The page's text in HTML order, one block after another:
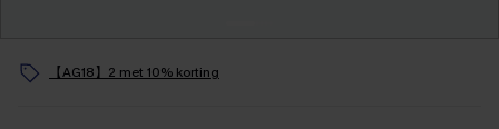
【AG18】2 met 10% korting